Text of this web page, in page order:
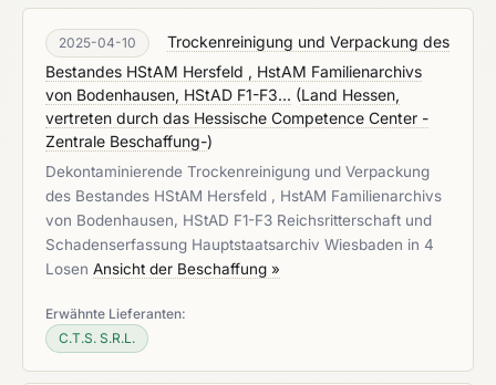
2025-04-10
Trockenreinigung und Verpackung des
Bestandes HStAM Hersfeld , HstAM Familienarchivs
von Bodenhausen, HStAD F1-F3... (Land Hessen,
vertreten durch das Hessische Competence Center -
Zentrale Beschaffung-)
Dekontaminierende Trockenreinigung und Verpackung
des Bestandes HStAM Hersfeld , HstAM Familienarchivs
von Bodenhausen, HStAD F1-F3 Reichsritterschaft und
Schadenserfassung Hauptstaatsarchiv Wiesbaden in 4
Losen Ansicht der Beschaffung »
Erwähnte Lieferanten:
C.T.S. S.R.L.